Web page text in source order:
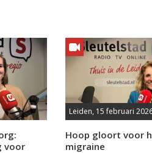
voor
Leiden, 15 februari
Hoop gloort voor
migraine